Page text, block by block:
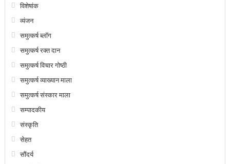
विशेषांक
व्यंजन
समुत्कर्ष ब्लॉग
समुत्कर्ष रक्त दान
समुत्कर्ष विचार गोष्ठी
समुत्कर्ष व्याख्यान माला
समुत्कर्ष संस्कार माला
सम्पादकीय
संस्कृति
सेहत
सौंदर्य